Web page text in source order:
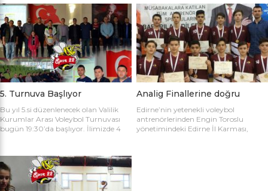
Kadınlar Voleybol 2. Ligi’ne devam
edilirken Edirnespor Kadın Voleybol
Takımı Mimar Sinan Spor Salonu’nda
kendi seyircisi önünde ilk maçına çıktı.
İlk maçında deplasmanda Bursa
Nilüfer Belediyesi’ne 3-0 mağlup
olmuştu. İkinci maçında konuk ettiği
Biga […]
ile Ecacılar Odası karşı karşıya geldi.
Maçı üçyüzden fazla voleybol sever
izledi. Takımlar sahaya şu kadrolarla
çıktılar: Voleybol Hakemleri: Oğulcan
Kuru, Öyküm Akıncı, Ecem Göçmen,
Özge Göktaş, Rabia Acun, Gökay
Karatop, Semih Sormaz, Coşkun
Özsoy […]
5. Turnuva Başlıyor
Bu yıl 5.si düzenlenecek olan Valilik
Kurumlar Arası Voleybol Turnuvası
bugün 19:30’da başlıyor. İlimizde 4
bugün başlıyor. Toplamda 14 takımın
katılımıyla düzenlenen 5. Valilik
Voleybol Turnuvasının teknik
toplantısı ve kura çekimi Aliço
Analig Finallerine doğru
Edirne’nin yetenekli voleybol
antrenörlerinden Engin Toroslu
yönetimindeki Edirne İl Karması,